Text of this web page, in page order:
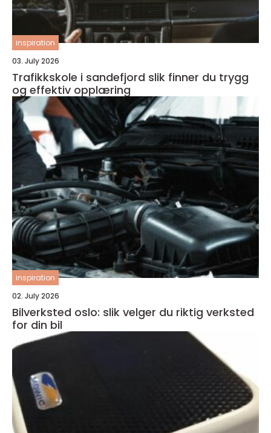
inspiration
03. July 2026
Trafikkskole i sandefjord slik finner du trygg
og effektiv opplæring
inspiration
02. July 2026
Bilverksted oslo: slik velger du riktig verksted
for din bil